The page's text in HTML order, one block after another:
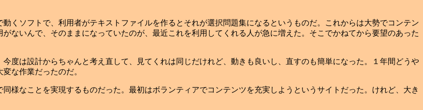
くソフトで、利用者がテキストファイルを作るとそれが選択問題集になるというものだ。これからは大勢でコンテン
ないんで、そのままになっていたのが、最近これを利用してくれる人が急に増えた。そこでかねてから要望のあった
度は設計からちゃんと考え直して、見てくれは同じだけれど、動きも良いし、直すのも簡単になった。１年間どうや
な作業だったのだ。
様なことを実現するものだった。最初はボランティアでコンテンツを充実しようというサイトだった。けれど、大き